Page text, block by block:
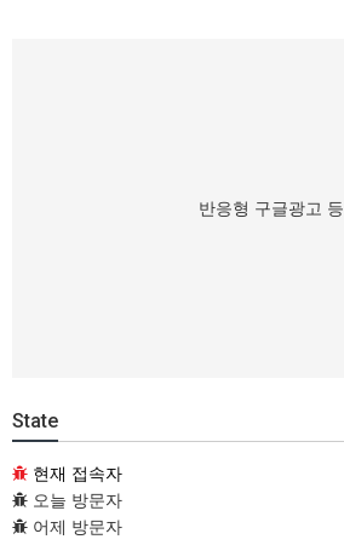
반응형 구글광고 등
State
현재 접속자
오늘 방문자
어제 방문자